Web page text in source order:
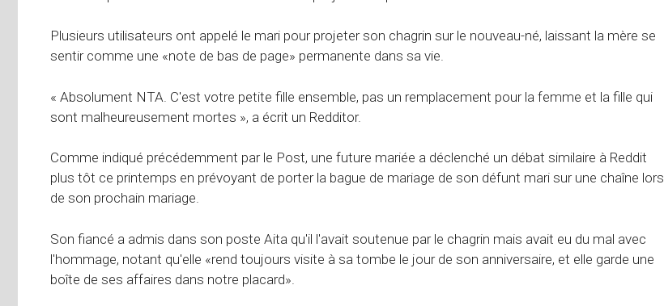
Plusieurs utilisateurs ont appelé le mari pour projeter son chagrin sur le nouveau-né, laissant la mère se
sentir comme une «note de bas de page» permanente dans sa vie.
« Absolument NTA. C'est votre petite fille ensemble, pas un remplacement pour la femme et la fille qui
sont malheureusement mortes », a écrit un Redditor.
Comme indiqué précédemment par le Post, une future mariée a déclenché un débat similaire à Reddit
plus tôt ce printemps en prévoyant de porter la bague de mariage de son défunt mari sur une chaîne lors
de son prochain mariage.
Son fiancé a admis dans son poste Aita qu'il l'avait soutenue par le chagrin mais avait eu du mal avec
l'hommage, notant qu'elle «rend toujours visite à sa tombe le jour de son anniversaire, et elle garde une
boîte de ses affaires dans notre placard».